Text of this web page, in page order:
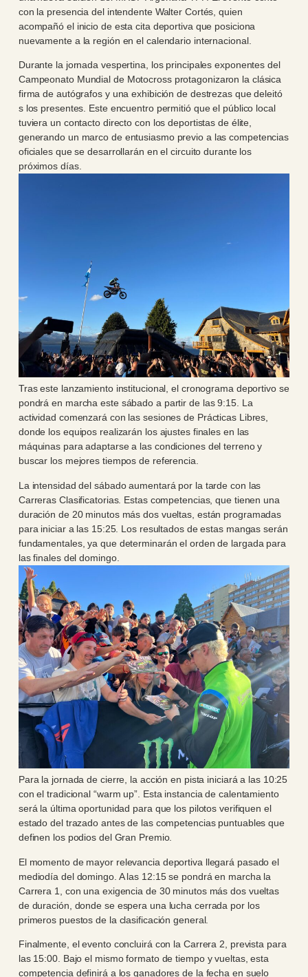
con la presencia del intendente Walter Cortés, quien
acompañó el inicio de esta cita deportiva que posiciona
nuevamente a la región en el calendario internacional.
Durante la jornada vespertina, los principales exponentes del
Campeonato Mundial de Motocross protagonizaron la clásica
firma de autógrafos y una exhibición de destrezas que deleitó
s los presentes. Este encuentro permitió que el público local
tuviera un contacto directo con los deportistas de élite,
generando un marco de entusiasmo previo a las competencias
oficiales que se desarrollarán en el circuito durante los
próximos días.
Tras este lanzamiento institucional, el cronograma deportivo se
pondrá en marcha este sábado a partir de las 9:15. La
actividad comenzará con las sesiones de Prácticas Libres,
donde los equipos realizarán los ajustes finales en las
máquinas para adaptarse a las condiciones del terreno y
buscar los mejores tiempos de referencia.
La intensidad del sábado aumentará por la tarde con las
Carreras Clasificatorias. Estas competencias, que tienen una
duración de 20 minutos más dos vueltas, están programadas
para iniciar a las 15:25. Los resultados de estas mangas serán
fundamentales, ya que determinarán el orden de largada para
las finales del domingo.
Para la jornada de cierre, la acción en pista iniciará a las 10:25
con el tradicional “warm up”. Esta instancia de calentamiento
será la última oportunidad para que los pilotos verifiquen el
estado del trazado antes de las competencias puntuables que
definen los podios del Gran Premio.
El momento de mayor relevancia deportiva llegará pasado el
mediodía del domingo. A las 12:15 se pondrá en marcha la
Carrera 1, con una exigencia de 30 minutos más dos vueltas
de duración, donde se espera una lucha cerrada por los
primeros puestos de la clasificación general.
Finalmente, el evento concluirá con la Carrera 2, prevista para
las 15:00. Bajo el mismo formato de tiempo y vueltas, esta
competencia definirá a los ganadores de la fecha en suelo